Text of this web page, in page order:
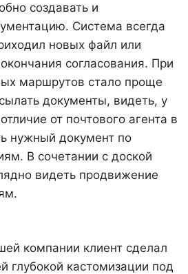
создавать и
Система всегда
новых файл или
согласования. При
маршрутов стало проще
документы, видеть, у
от почтового агента в
нужный документ по
В сочетании с доской
видеть продвижение
компании клиент сделал
глубокой кастомизации под